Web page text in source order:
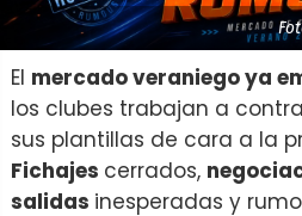
El mercado veraniego ya
los clubes trabajan a
sus plantillas de cara a la
Fichajes cerrados,
salidas inesperadas y